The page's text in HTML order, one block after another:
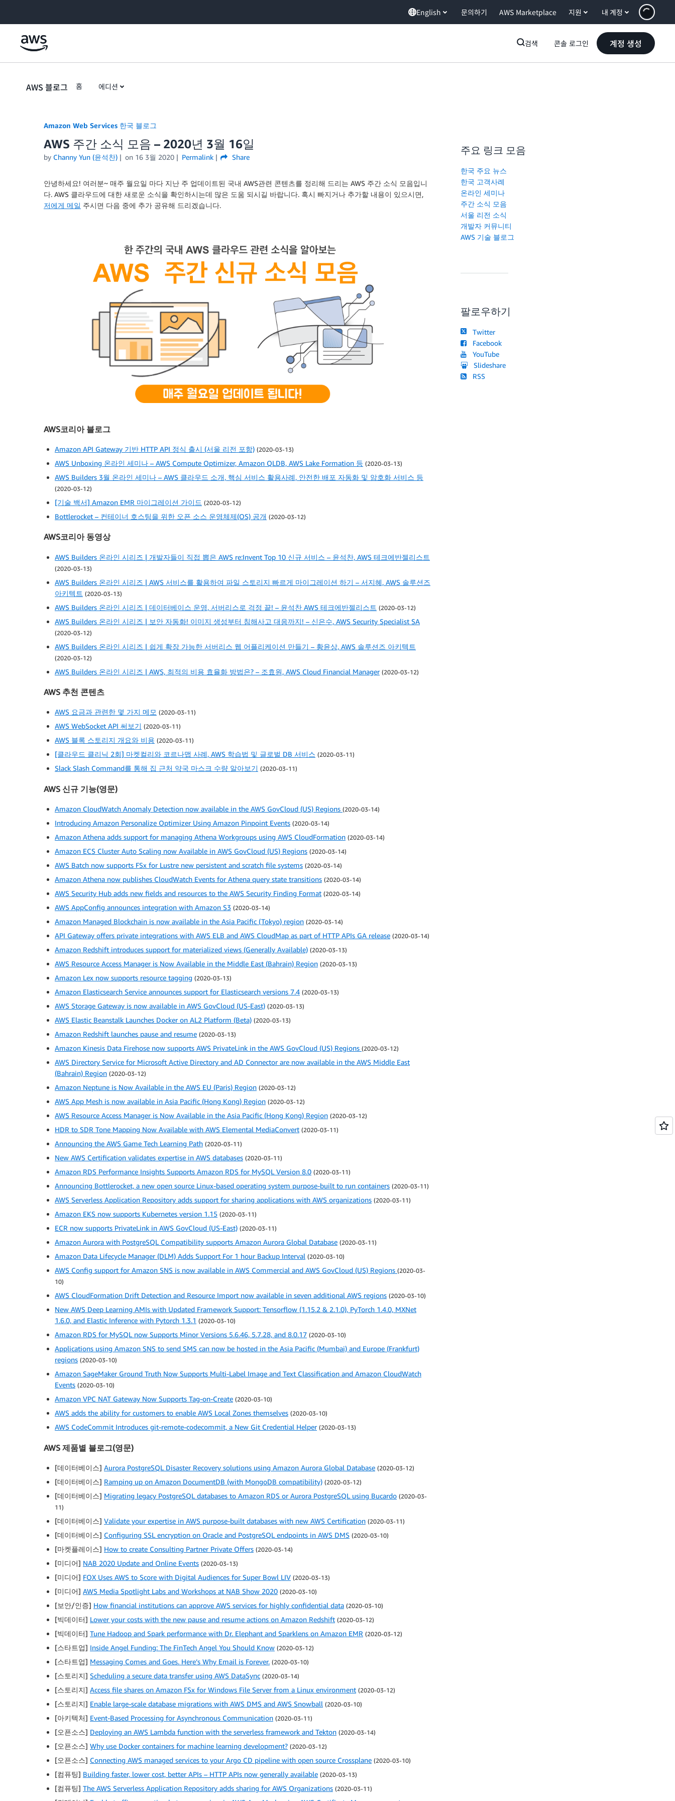
English 문의하기 AWS Marketplace 지원 내 계정
검색 콘솔 로그인 계정 생성
AWS 블로그 홈 에디션
Amazon Web Services 한국 블로그
AWS 주간 소식 모음 – 2020년 3월 16일
by Channy Yun (윤석찬) on 16 3월 2020 Permalink Share
안녕하세요! 여러분~ 매주 월요일 마다 지난 주 업데이트된 국내 AWS관련 콘텐츠를 정리해 드리는 AWS 주간 소식 모음입니
다. AWS 클라우드에 대한 새로운 소식을 확인하시는데 많은 도움 되시길 바랍니다. 혹시 빠지거나 추가할 내용이 있으시면,
저에게 메일 주시면 다음 중에 추가 공유해 드리겠습니다.
AWS코리아 블로그
Amazon API Gateway 기반 HTTP API 정식 출시 (서울 리전 포함) (2020-03-13)
AWS Unboxing 온라인 세미나 – AWS Compute Optimizer, Amazon QLDB, AWS Lake Formation 등 (2020-03-13)
AWS Builders 3월 온라인 세미나 – AWS 클라우드 소개, 핵심 서비스 활용사례, 안전한 배포 자동화 및 암호화 서비스 등
(2020-03-12)
[기술 백서] Amazon EMR 마이그레이션 가이드 (2020-03-12)
Bottlerocket – 컨테이너 호스팅을 위한 오픈 소스 운영체제(OS) 공개 (2020-03-12)
AWS코리아 동영상
AWS Builders 온라인 시리즈 | 개발자들이 직접 뽑은 AWS re:Invent Top 10 신규 서비스 – 윤석찬, AWS 테크에반젤리스트
(2020-03-13)
AWS Builders 온라인 시리즈 | AWS 서비스를 활용하여 파일 스토리지 빠르게 마이그레이션 하기 – 서지혜, AWS 솔루션즈
아키텍트 (2020-03-13)
AWS Builders 온라인 시리즈 | 데이터베이스 운영, 서버리스로 걱정 끝! – 윤석찬 AWS 테크에반젤리스트 (2020-03-12)
AWS Builders 온라인 시리즈 | 보안 자동화! 이미지 생성부터 침해사고 대응까지! – 신은수, AWS Security Specialist SA
(2020-03-12)
AWS Builders 온라인 시리즈 | 쉽게 확장 가능한 서버리스 웹 어플리케이션 만들기 – 황윤상, AWS 솔루션즈 아키텍트
(2020-03-12)
AWS Builders 온라인 시리즈 | AWS, 최적의 비용 효율화 방법은? – 조효원, AWS Cloud Financial Manager (2020-03-12)
AWS 추천 콘텐츠
AWS 요금과 관련한 몇 가지 메모 (2020-03-11)
AWS WebSocket API 써보기 (2020-03-11)
AWS 블록 스토리지 개요와 비용 (2020-03-11)
[클라우드 클리닉 2회] 마켓컬리와 코르나맵 사례, AWS 학습법 및 글로벌 DB 서비스 (2020-03-11)
Slack Slash Command를 통해 집 근처 약국 마스크 수량 알아보기 (2020-03-11)
AWS 신규 기능(영문)
Amazon CloudWatch Anomaly Detection now available in the AWS GovCloud (US) Regions (2020-03-14)
Introducing Amazon Personalize Optimizer Using Amazon Pinpoint Events (2020-03-14)
Amazon Athena adds support for managing Athena Workgroups using AWS CloudFormation (2020-03-14)
Amazon ECS Cluster Auto Scaling now Available in AWS GovCloud (US) Regions (2020-03-14)
AWS Batch now supports FSx for Lustre new persistent and scratch file systems (2020-03-14)
Amazon Athena now publishes CloudWatch Events for Athena query state transitions (2020-03-14)
AWS Security Hub adds new fields and resources to the AWS Security Finding Format (2020-03-14)
AWS AppConfig announces integration with Amazon S3 (2020-03-14)
Amazon Managed Blockchain is now available in the Asia Pacific (Tokyo) region (2020-03-14)
API Gateway offers private integrations with AWS ELB and AWS CloudMap as part of HTTP APIs GA release (2020-03-14)
Amazon Redshift introduces support for materialized views (Generally Available) (2020-03-13)
AWS Resource Access Manager is Now Available in the Middle East (Bahrain) Region (2020-03-13)
Amazon Lex now supports resource tagging (2020-03-13)
Amazon Elasticsearch Service announces support for Elasticsearch versions 7.4 (2020-03-13)
AWS Storage Gateway is now available in AWS GovCloud (US-East) (2020-03-13)
AWS Elastic Beanstalk Launches Docker on AL2 Platform (Beta) (2020-03-13)
Amazon Redshift launches pause and resume (2020-03-13)
Amazon Kinesis Data Firehose now supports AWS PrivateLink in the AWS GovCloud (US) Regions (2020-03-12)
AWS Directory Service for Microsoft Active Directory and AD Connector are now available in the AWS Middle East
(Bahrain) Region (2020-03-12)
Amazon Neptune is Now Available in the AWS EU (Paris) Region (2020-03-12)
AWS App Mesh is now available in Asia Pacific (Hong Kong) Region (2020-03-12)
AWS Resource Access Manager is Now Available in the Asia Pacific (Hong Kong) Region (2020-03-12)
HDR to SDR Tone Mapping Now Available with AWS Elemental MediaConvert (2020-03-11)
Announcing the AWS Game Tech Learning Path (2020-03-11)
New AWS Certification validates expertise in AWS databases (2020-03-11)
Amazon RDS Performance Insights Supports Amazon RDS for MySQL Version 8.0 (2020-03-11)
Announcing Bottlerocket, a new open source Linux-based operating system purpose-built to run containers (2020-03-11)
AWS Serverless Application Repository adds support for sharing applications with AWS organizations (2020-03-11)
Amazon EKS now supports Kubernetes version 1.15 (2020-03-11)
ECR now supports PrivateLink in AWS GovCloud (US-East) (2020-03-11)
Amazon Aurora with PostgreSQL Compatibility supports Amazon Aurora Global Database (2020-03-11)
Amazon Data Lifecycle Manager (DLM) Adds Support For 1 hour Backup Interval (2020-03-10)
AWS Config support for Amazon SNS is now available in AWS Commercial and AWS GovCloud (US) Regions (2020-03-
10)
AWS CloudFormation Drift Detection and Resource Import now available in seven additional AWS regions (2020-03-10)
New AWS Deep Learning AMIs with Updated Framework Support: Tensorflow (1.15.2 & 2.1.0), PyTorch 1.4.0, MXNet
1.6.0, and Elastic Inference with Pytorch 1.3.1 (2020-03-10)
Amazon RDS for MySQL now Supports Minor Versions 5.6.46, 5.7.28, and 8.0.17 (2020-03-10)
Applications using Amazon SNS to send SMS can now be hosted in the Asia Pacific (Mumbai) and Europe (Frankfurt)
regions (2020-03-10)
Amazon SageMaker Ground Truth Now Supports Multi-Label Image and Text Classification and Amazon CloudWatch
Events (2020-03-10)
Amazon VPC NAT Gateway Now Supports Tag-on-Create (2020-03-10)
AWS adds the ability for customers to enable AWS Local Zones themselves (2020-03-10)
AWS CodeCommit Introduces git-remote-codecommit, a New Git Credential Helper (2020-03-13)
AWS 제품별 블로그(영문)
[데이터베이스] Aurora PostgreSQL Disaster Recovery solutions using Amazon Aurora Global Database (2020-03-12)
[데이터베이스] Ramping up on Amazon DocumentDB (with MongoDB compatibility) (2020-03-12)
[데이터베이스] Migrating legacy PostgreSQL databases to Amazon RDS or Aurora PostgreSQL using Bucardo (2020-03-
11)
[데이터베이스] Validate your expertise in AWS purpose-built databases with new AWS Certification (2020-03-11)
[데이터베이스] Configuring SSL encryption on Oracle and PostgreSQL endpoints in AWS DMS (2020-03-10)
[마켓플레이스] How to create Consulting Partner Private Offers (2020-03-14)
[미디어] NAB 2020 Update and Online Events (2020-03-13)
[미디어] FOX Uses AWS to Score with Digital Audiences for Super Bowl LIV (2020-03-13)
[미디어] AWS Media Spotlight Labs and Workshops at NAB Show 2020 (2020-03-10)
[보안/인증] How financial institutions can approve AWS services for highly confidential data (2020-03-10)
[빅데이터] Lower your costs with the new pause and resume actions on Amazon Redshift (2020-03-12)
[빅데이터] Tune Hadoop and Spark performance with Dr. Elephant and Sparklens on Amazon EMR (2020-03-12)
[스타트업] Inside Angel Funding: The FinTech Angel You Should Know (2020-03-12)
[스타트업] Messaging Comes and Goes. Here’s Why Email is Forever. (2020-03-10)
[스토리지] Scheduling a secure data transfer using AWS DataSync (2020-03-14)
[스토리지] Access file shares on Amazon FSx for Windows File Server from a Linux environment (2020-03-12)
[스토리지] Enable large-scale database migrations with AWS DMS and AWS Snowball (2020-03-10)
[아키텍처] Event-Based Processing for Asynchronous Communication (2020-03-11)
[오픈소스] Deploying an AWS Lambda function with the serverless framework and Tekton (2020-03-14)
[오픈소스] Why use Docker containers for machine learning development? (2020-03-12)
[오픈소스] Connecting AWS managed services to your Argo CD pipeline with open source Crossplane (2020-03-10)
[컴퓨팅] Building faster, lower cost, better APIs – HTTP APIs now generally available (2020-03-13)
[컴퓨팅] The AWS Serverless Application Repository adds sharing for AWS Organizations (2020-03-11)
주요 링크 모음
한국 주요 뉴스
한국 고객사례
온라인 세미나
주간 소식 모음
서울 리전 소식
개발자 커뮤니티
AWS 기술 블로그
팔로우하기
Twitter
Facebook
YouTube
Slideshare
RSS